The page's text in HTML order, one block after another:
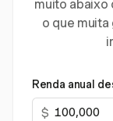
muito abaixo
o que
Renda anual
$